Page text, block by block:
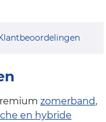
zomerband,
en hybride